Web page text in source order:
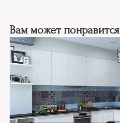
Вам может понравится